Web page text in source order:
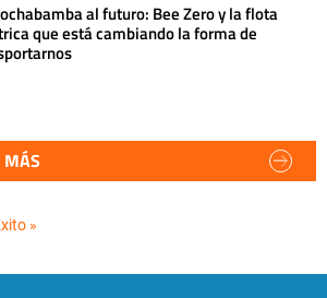
al futuro: Bee Zero y la flota
que está cambiando la forma de
MÁS
»